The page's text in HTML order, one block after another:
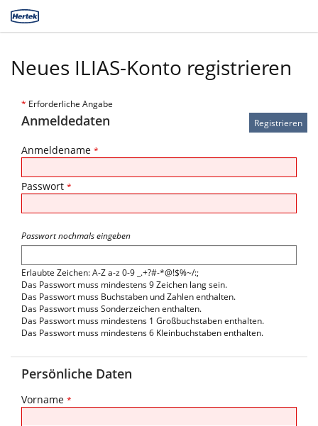
Neues ILIAS-Konto registrieren
* Erforderliche Angabe
Anmeldedaten
Anmeldename *
Passwort *
Passwort nochmals eingeben
Erlaubte Zeichen: A-Z a-z 0-9 _.+?#-*@!$%~/:;
Das Passwort muss mindestens 9 Zeichen lang sein.
Das Passwort muss Buchstaben und Zahlen enthalten.
Das Passwort muss Sonderzeichen enthalten.
Das Passwort muss mindestens 1 Großbuchstaben enthalten.
Das Passwort muss mindestens 6 Kleinbuchstaben enthalten.
Persönliche Daten
Vorname *